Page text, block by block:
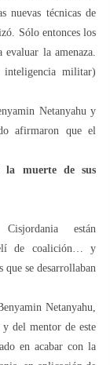
nuevas técnicas de
Sólo entonces los
la amenaza.
militar)
Netanyahu y
afirmaron que el
la muerte de sus
están
de coalición… y
que se desarrollaban
Netanyahu,
del mentor de este
en acabar con la